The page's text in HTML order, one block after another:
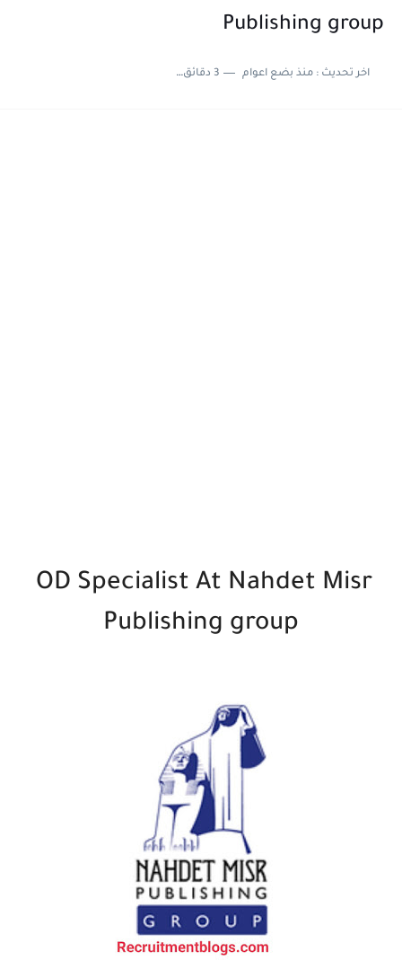
Publishing group
اخر تحديث :منذ بضع اعوام 3 دقائق للقراءة
OD Specialist At Nahdet Misr
Publishing group